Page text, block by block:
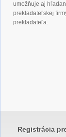
umožňuje aj
prekladateľskej
prekladateľa.
Registrácia